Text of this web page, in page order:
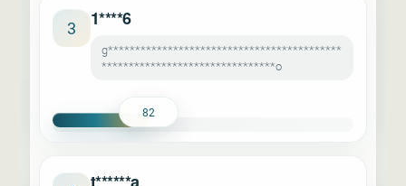
3 1****6
g*******************************************
********************************o
82